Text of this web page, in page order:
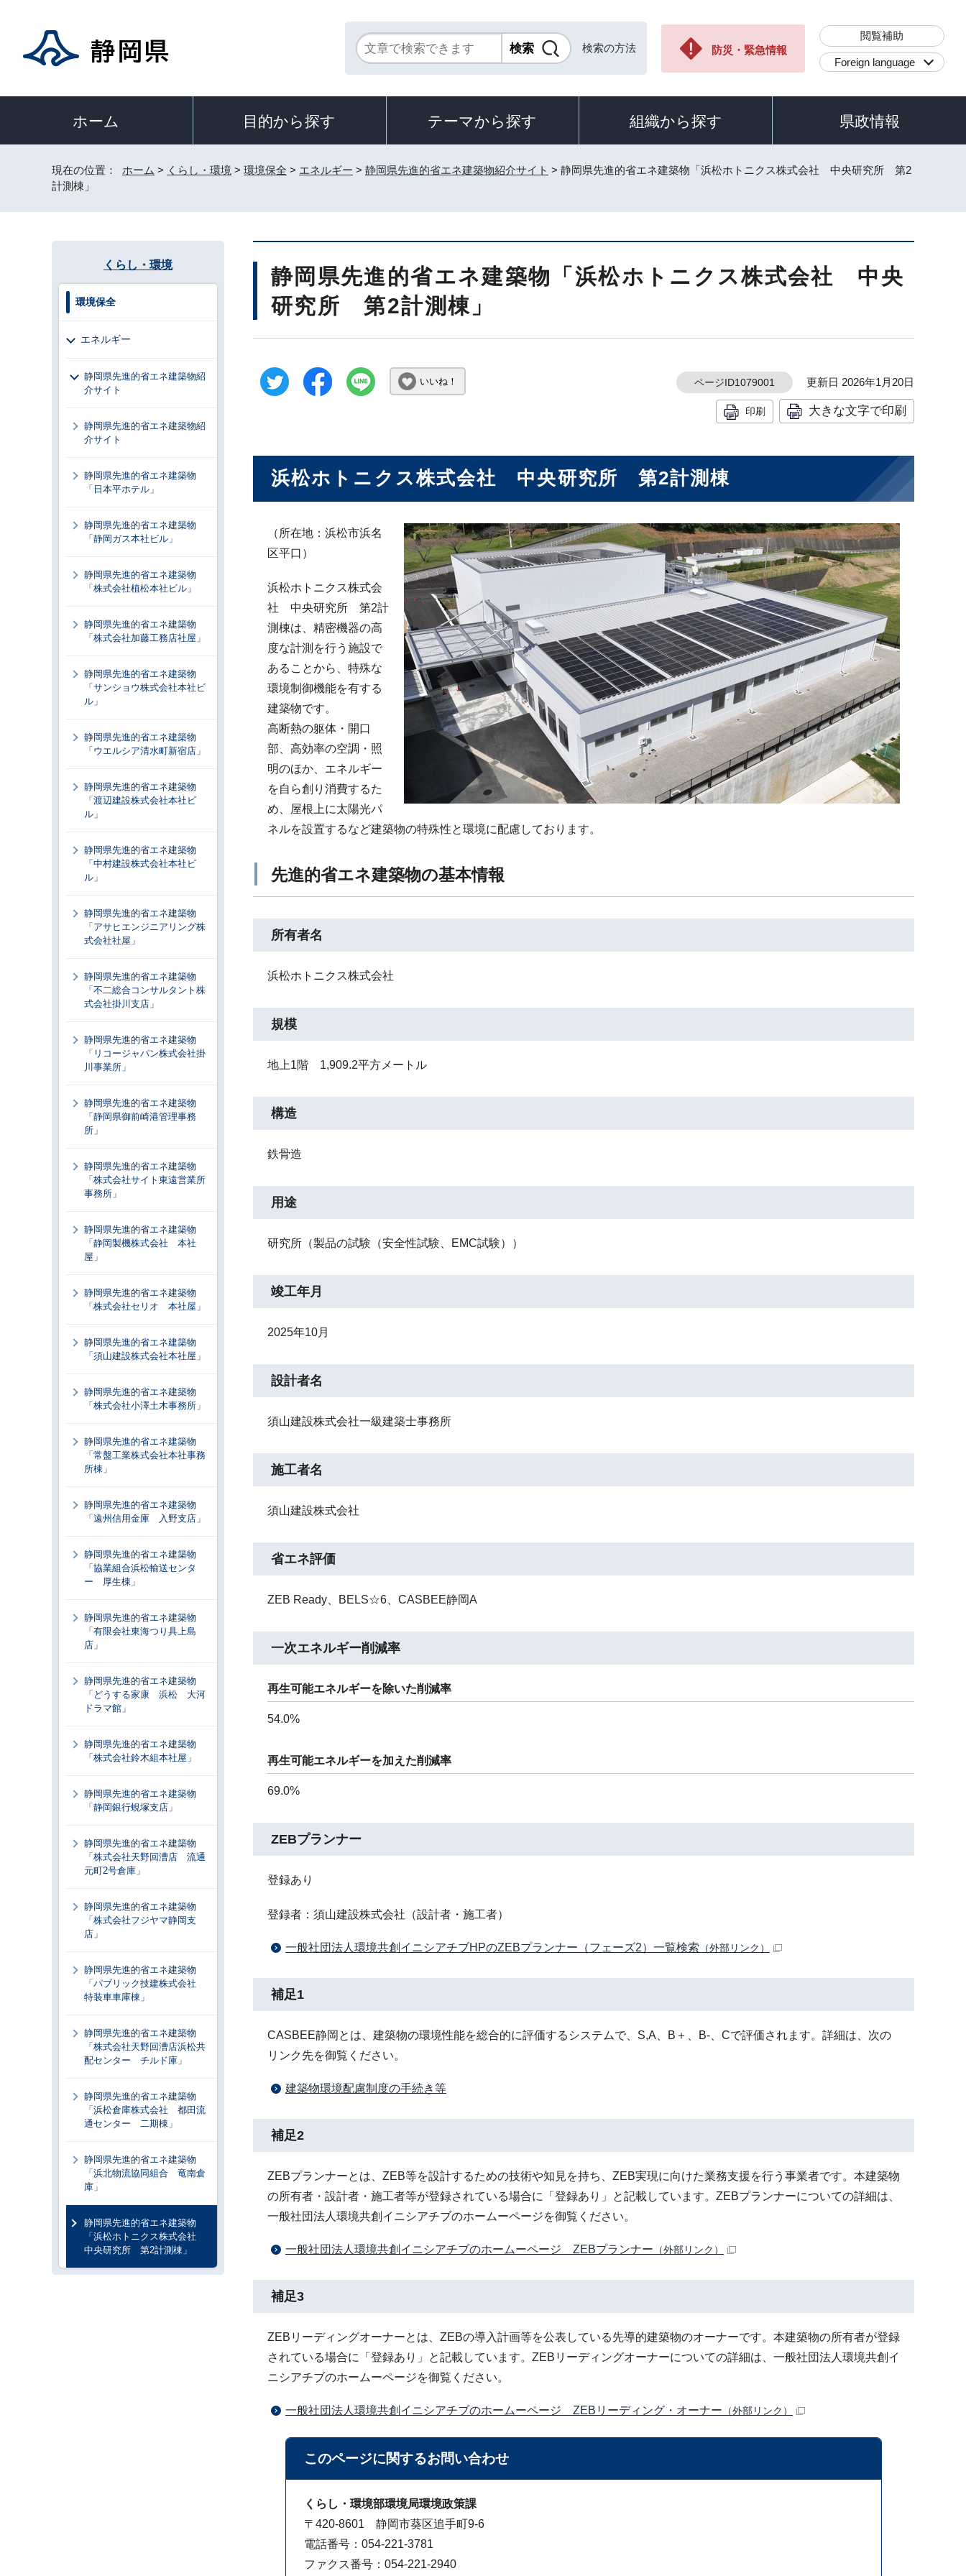
検索の方法 防災・緊急情報
閲覧補助
Foreign language
ホーム 目的から探す テーマから探す 組織から探す 県政情報
現在の位置： ホーム > くらし・環境 > 環境保全 > エネルギー > 静岡県先進的省エネ建築物紹介サイト > 静岡県先進的省エネ建築物「浜松ホトニクス株式会社 中央研究所 第2
計測棟」
静岡県先進的省エネ建築物「浜松ホトニクス株式会社 中央
研究所 第2計測棟」
いいね！ ページID1079001 更新日 2026年1月20日
印刷 大きな文字で印刷
浜松ホトニクス株式会社 中央研究所 第2計測棟
（所在地：浜松市浜名
区平口）
浜松ホトニクス株式会
社 中央研究所 第2計
測棟は、精密機器の高
度な計測を行う施設で
あることから、特殊な
環境制御機能を有する
建築物です。
高断熱の躯体・開口
部、高効率の空調・照
明のほか、エネルギー
を自ら創り消費するた
め、屋根上に太陽光パ
ネルを設置するなど建築物の特殊性と環境に配慮しております。
先進的省エネ建築物の基本情報
所有者名
浜松ホトニクス株式会社
規模
地上1階 1,909.2平方メートル
構造
鉄骨造
用途
研究所（製品の試験（安全性試験、EMC試験））
竣工年月
2025年10月
設計者名
須山建設株式会社一級建築士事務所
施工者名
須山建設株式会社
省エネ評価
ZEB Ready、BELS☆6、CASBEE静岡A
一次エネルギー削減率
再生可能エネルギーを除いた削減率
54.0%
再生可能エネルギーを加えた削減率
69.0%
ZEBプランナー
登録あり
登録者：須山建設株式会社（設計者・施工者）
一般社団法人環境共創イニシアチブHPのZEBプランナー（フェーズ2）一覧検索 （外部リンク）
補足1
CASBEE静岡とは、建築物の環境性能を総合的に評価するシステムで、S,A、B＋、B-、Cで評価されます。詳細は、次の
リンク先を御覧ください。
建築物環境配慮制度の手続き等
補足2
ZEBプランナーとは、ZEB等を設計するための技術や知見を持ち、ZEB実現に向けた業務支援を行う事業者です。本建築物
の所有者・設計者・施工者等が登録されている場合に「登録あり」と記載しています。ZEBプランナーについての詳細は、
一般社団法人環境共創イニシアチブのホームーページを御覧ください。
一般社団法人環境共創イニシアチブのホームーページ ZEBプランナー （外部リンク）
補足3
ZEBリーディングオーナーとは、ZEBの導入計画等を公表している先導的建築物のオーナーです。本建築物の所有者が登録
されている場合に「登録あり」と記載しています。ZEBリーディングオーナーについての詳細は、一般社団法人環境共創イ
ニシアチブのホームーページを御覧ください。
一般社団法人環境共創イニシアチブのホームーページ ZEBリーディング・オーナー （外部リンク）
このページに関するお問い合わせ
くらし・環境部環境局環境政策課
〒420-8601 静岡市葵区追手町9-6
電話番号：054-221-3781
ファクス番号：054-221-2940
くらし・環境
環境保全
エネルギー
静岡県先進的省エネ建築物紹
介サイト
静岡県先進的省エネ建築物紹
介サイト
静岡県先進的省エネ建築物
「日本平ホテル」
静岡県先進的省エネ建築物
「静岡ガス本社ビル」
静岡県先進的省エネ建築物
「株式会社植松本社ビル」
静岡県先進的省エネ建築物
「株式会社加藤工務店社屋」
静岡県先進的省エネ建築物
「サンショウ株式会社本社ビ
ル」
静岡県先進的省エネ建築物
「ウエルシア清水町新宿店」
静岡県先進的省エネ建築物
「渡辺建設株式会社本社ビ
ル」
静岡県先進的省エネ建築物
「中村建設株式会社本社ビ
ル」
静岡県先進的省エネ建築物
「アサヒエンジニアリング株
式会社社屋」
静岡県先進的省エネ建築物
「不二総合コンサルタント株
式会社掛川支店」
静岡県先進的省エネ建築物
「リコージャパン株式会社掛
川事業所」
静岡県先進的省エネ建築物
「静岡県御前崎港管理事務
所」
静岡県先進的省エネ建築物
「株式会社サイト東遠営業所
事務所」
静岡県先進的省エネ建築物
「静岡製機株式会社 本社
屋」
静岡県先進的省エネ建築物
「株式会社セリオ 本社屋」
静岡県先進的省エネ建築物
「須山建設株式会社本社屋」
静岡県先進的省エネ建築物
「株式会社小澤土木事務所」
静岡県先進的省エネ建築物
「常盤工業株式会社本社事務
所棟」
静岡県先進的省エネ建築物
「遠州信用金庫 入野支店」
静岡県先進的省エネ建築物
「協業組合浜松輸送センタ
ー 厚生棟」
静岡県先進的省エネ建築物
「有限会社東海つり具上島
店」
静岡県先進的省エネ建築物
「どうする家康 浜松 大河
ドラマ館」
静岡県先進的省エネ建築物
「株式会社鈴木組本社屋」
静岡県先進的省エネ建築物
「静岡銀行蜆塚支店」
静岡県先進的省エネ建築物
「株式会社天野回漕店 流通
元町2号倉庫」
静岡県先進的省エネ建築物
「株式会社フジヤマ静岡支
店」
静岡県先進的省エネ建築物
「パブリック技建株式会社
特装車車庫棟」
静岡県先進的省エネ建築物
「株式会社天野回漕店浜松共
配センター チルド庫」
静岡県先進的省エネ建築物
「浜松倉庫株式会社 都田流
通センター 二期棟」
静岡県先進的省エネ建築物
「浜北物流協同組合 竜南倉
庫」
静岡県先進的省エネ建築物
「浜松ホトニクス株式会社
中央研究所 第2計測棟」